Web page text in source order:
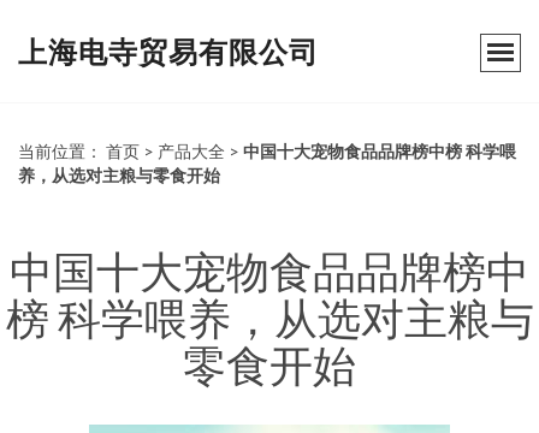
上海电寺贸易有限公司
当前位置： 首页 > 产品大全 > 中国十大宠物食品品牌榜中榜 科学喂
养，从选对主粮与零食开始
中国十大宠物食品品牌榜中
榜 科学喂养，从选对主粮与
零食开始